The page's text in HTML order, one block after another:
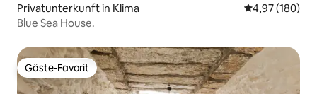
Privatunterkunft in Klima
4,97 (180)
Blue Sea House.
Gäste-Favorit
Gäste-Favorit